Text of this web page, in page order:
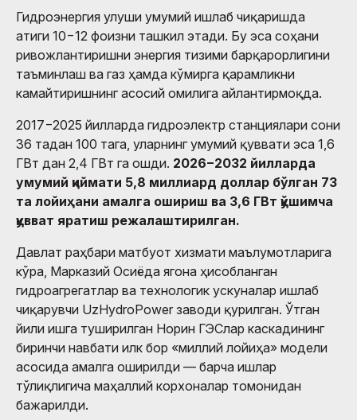
Гидроэнергия улуши умумий ишлаб чиқаришда
атиги 10−12 фоизни ташкил этади. Бу эса соҳани
ривожлантиришни энергия тизими барқарорлигини
таъминлаш ва газ ҳамда кўмирга қарамликни
камайтиришнинг асосий омилига айлантирмоқда.
2017−2025 йилларда гидроэлектр станциялари сони
36 тадан 100 тага, уларнинг умумий қуввати эса 1,6
ГВт дан 2,4 ГВт га ошди. 2026−2032 йилларда
умумий қиймати 5,8 миллиард доллар бўлган 73
та лойиҳани амалга ошириш ва 3,6 ГВт қўшимча
қувват яратиш режалаштирилган.
Давлат раҳбари матбуот хизмати маълумотларига
кўра, Марказий Осиёда ягона ҳисобланган
гидроагрегатлар ва технологик ускуналар ишлаб
чиқарувчи UzHydroPower заводи қурилган. Ўтган
йили ишга туширилган Норин ГЭСлар каскадининг
биринчи навбати илк бор «миллий лойиҳа» модели
асосида амалга оширилди — барча ишлар
тўлиқлигича маҳаллий корхоналар томонидан
бажарилди.